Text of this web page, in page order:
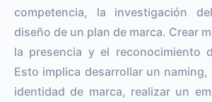
competencia, la investigación
diseño de un plan de marca. Crear
la presencia y el reconocimiento
Esto implica desarrollar un
identidad de marca, realizar un